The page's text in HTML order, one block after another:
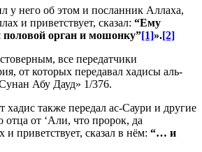
у него об этом и посланник Аллаха,
и приветствует, сказал: “Ему
половой орган и мошонку”[1]».[2]
все передатчики
от которых передавал хадисы аль-
Абу Дауд» 1/376.
хадис также передал ас-Саури и другие
от ‘Али, что пророк, да
и приветствует, сказал в нём: “… и